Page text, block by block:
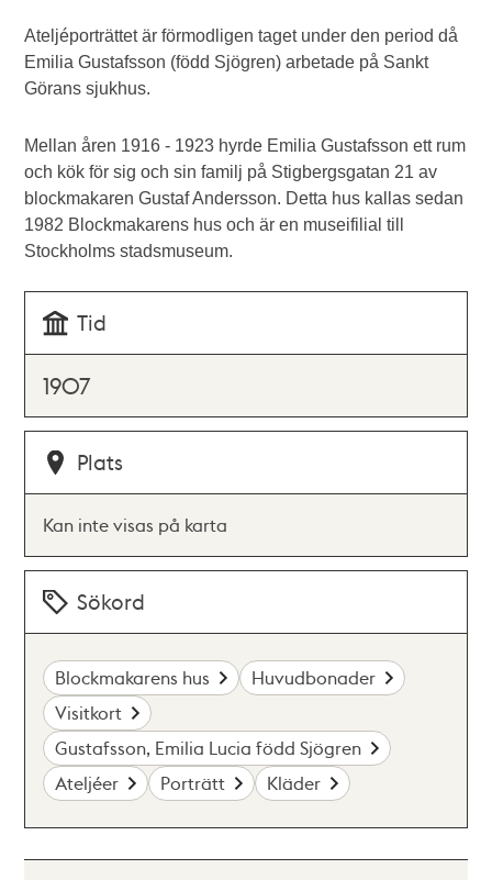
Ateljéporträttet är förmodligen taget under den period då
Emilia Gustafsson (född Sjögren) arbetade på Sankt
Görans sjukhus.
Mellan åren 1916 - 1923 hyrde Emilia Gustafsson ett rum
och kök för sig och sin familj på Stigbergsgatan 21 av
blockmakaren Gustaf Andersson. Detta hus kallas sedan
1982 Blockmakarens hus och är en museifilial till
Stockholms stadsmuseum.
Tid
1907
Plats
Kan inte visas på karta
Sökord
Blockmakarens hus
Huvudbonader
Visitkort
Gustafsson, Emilia Lucia född Sjögren
Ateljéer
Porträtt Kläder